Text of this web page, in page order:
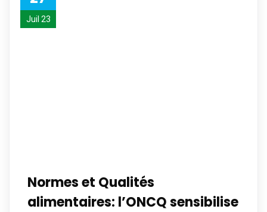
Juil 23
Normes et Qualités
alimentaires: l’ONCQ sensibilise